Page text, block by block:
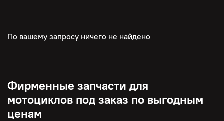
По вашему запросу ничего не найдено
Фирменные запчасти для
мотоциклов под заказ по выгодным
ценам